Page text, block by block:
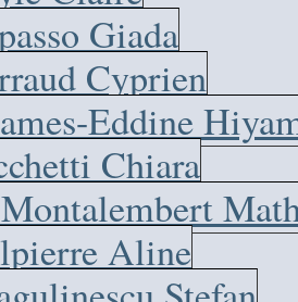
Giada
Cyprien
Eddine
Chiara
Aline